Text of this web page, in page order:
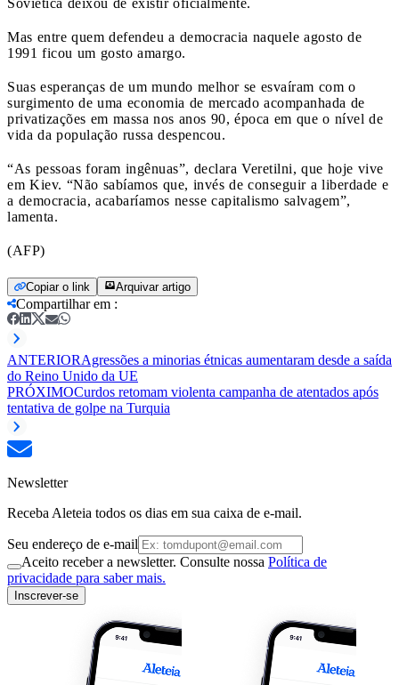
Mas entre quem defendeu a democracia naquele agosto de
1991 ficou um gosto amargo.
Suas esperanças de um mundo melhor se esvaíram com o
surgimento de uma economia de mercado acompanhada de
privatizações em massa nos anos 90, época em que o nível de
vida da população russa despencou.
“As pessoas foram ingênuas”, declara Veretilni, que hoje vive
em Kiev. “Não sabíamos que, invés de conseguir a liberdade e
a democracia, acabaríamos nesse capitalismo salvagem”,
lamenta.
(AFP)
Copiar o link Arquivar artigo
Compartilhar em :
ANTERIORAgressões a minorias étnicas aumentaram desde a saída
do Reino Unido da UE
PRÓXIMOCurdos retomam violenta campanha de atentados após
tentativa de golpe na Turquia
Newsletter
Receba Aleteia todos os dias em sua caixa de e-mail.
Seu endereço de e-mail
Aceito receber a newsletter. Consulte nossa Política de
privacidade para saber mais.
Inscrever-se